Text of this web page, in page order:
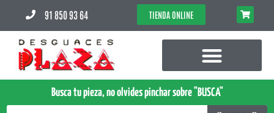
91 850 93 64 TIENDA ONLINE
Busca tu pieza, no olvides pinchar sobre "BUSCA"